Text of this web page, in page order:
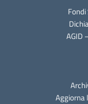
AGID
Aggiorna